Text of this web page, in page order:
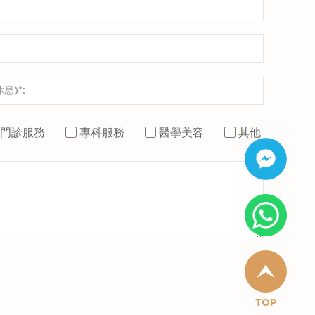
門診服務 專科服務 醫學美容 其他
TOP